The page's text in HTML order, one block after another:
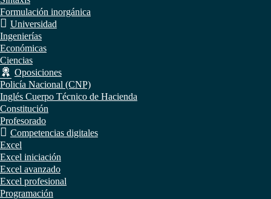
Formulación inorgánica
Universidad
Ingenierías
Económicas
Ciencias
Oposiciones
Policía Nacional (CNP)
Inglés Cuerpo Técnico de Hacienda
Constitución
Profesorado
Competencias digitales
Excel
Excel iniciación
Excel avanzado
Excel profesional
Programación